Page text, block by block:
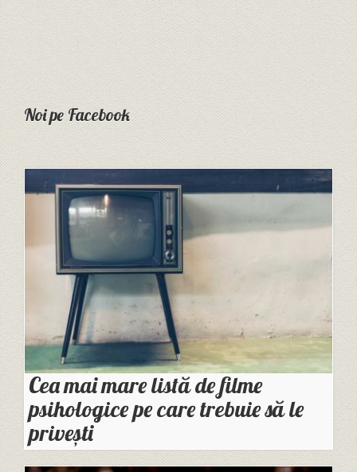
Noi pe Facebook
Cea mai mare listă de filme
psihologice pe care trebuie să le
privești